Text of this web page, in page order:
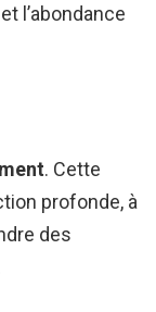
l’abondance
. Cette
profonde, à
des